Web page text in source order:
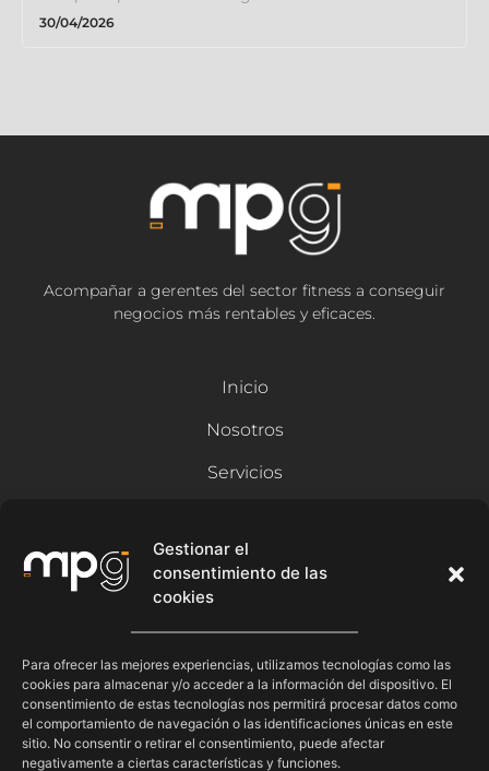
Gestionar el
consentimiento de las
cookies
Para ofrecer las mejores experiencias, utilizamos tecnologías como las
cookies para almacenar y/o acceder a la información del dispositivo. El
consentimiento de estas tecnologías nos permitirá procesar datos como
el comportamiento de navegación o las identificaciones únicas en este
sitio. No consentir o retirar el consentimiento, puede afectar
negativamente a ciertas características y funciones.
30/04/2026
Acompañar a gerentes del sector fitness a conseguir
negocios más rentables y eficaces.
Inicio
Nosotros
Servicios
Blog
Síguenos